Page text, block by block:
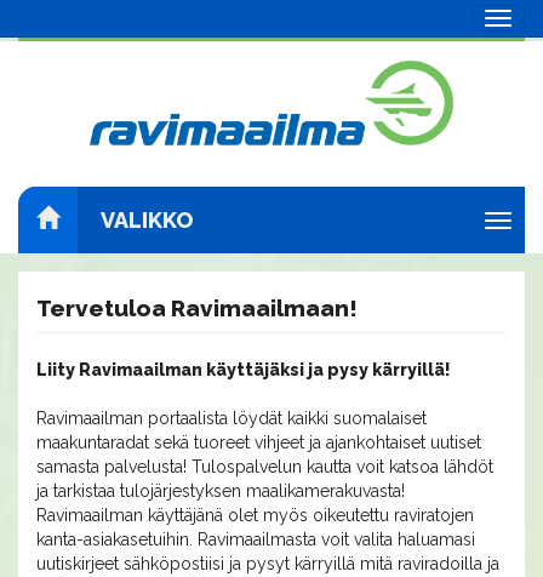
VALIKKO
Tervetuloa Ravimaailmaan!
Liity Ravimaailman käyttäjäksi ja pysy kärryillä!
Ravimaailman portaalista löydät kaikki suomalaiset
maakuntaradat sekä tuoreet vihjeet ja ajankohtaiset uutiset
samasta palvelusta! Tulospalvelun kautta voit katsoa lähdöt
ja tarkistaa tulojärjestyksen maalikamerakuvasta!
Ravimaailman käyttäjänä olet myös oikeutettu raviratojen
kanta-asiakasetuihin. Ravimaailmasta voit valita haluamasi
uutiskirjeet sähköpostiisi ja pysyt kärryillä mitä raviradoilla ja